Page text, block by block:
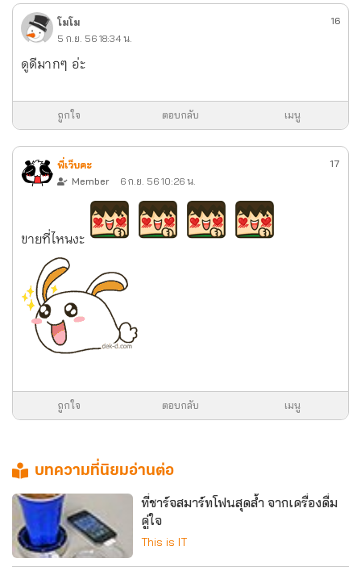
โมโม
5 ก.ย. 56 18:34 น.
16
ดูดีมากๆ อ่ะ
ถูกใจ ตอบกลับ เมนู
พี่เว็บคะ
Member
6 ก.ย. 56 10:26 น.
17
ขายที่ไหนงะ
ถูกใจ ตอบกลับ เมนู
บทความที่นิยมอ่านต่อ
ที่ชาร์จสมาร์ทโฟนสุดล้ำ จากเครื่องดื่ม
คู่ใจ
This is IT